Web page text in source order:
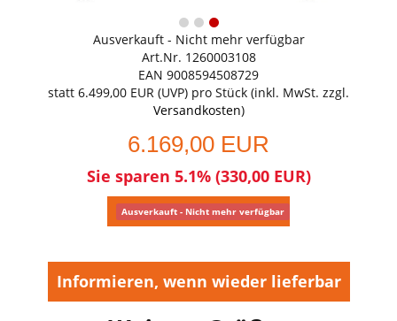
Ausverkauft - Nicht mehr verfügbar
Art.Nr. 1260003108
EAN 9008594508729
statt 6.499,00 EUR (UVP) pro Stück (inkl. MwSt. zzgl.
Versandkosten)
6.169,00 EUR
Sie sparen 5.1% (330,00 EUR)
Ausverkauft - Nicht mehr verfügbar
Informieren, wenn wieder lieferbar